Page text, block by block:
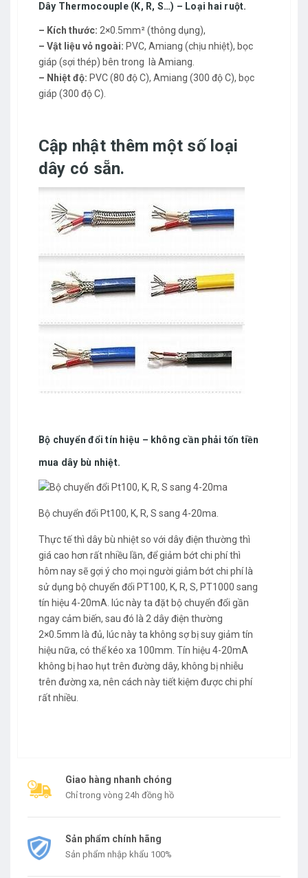
Dây Thermocouple (K, R, S…) – Loại hai ruột.
– Kích thước: 2×0.5mm² (thông dụng),
– Vật liệu vỏ ngoài: PVC, Amiang (chịu nhiệt), bọc
giáp (sợi thép) bên trong là Amiang.
– Nhiệt độ: PVC (80 độ C), Amiang (300 độ C), bọc
giáp (300 độ C).
Cập nhật thêm một số loại
dây có sẵn.
Bộ chuyển đổi tín hiệu – không cần phải tốn tiền
mua dây bù nhiệt.
Bộ chuyển đổi Pt100, K, R, S sang 4-20ma.
Thực tế thì dây bù nhiệt so với dây điện thường thì
giá cao hơn rất nhiều lần, để giảm bớt chi phí thì
hôm nay sẽ gợi ý cho mọi người giảm bớt chi phí là
sử dụng bộ chuyển đổi PT100, K, R, S, PT1000 sang
tín hiệu 4-20mA. lúc này ta đặt bộ chuyển đổi gần
ngay cảm biến, sau đó là 2 dây điện thường
2×0.5mm là đủ, lúc này ta không sợ bị suy giảm tín
hiệu nữa, có thể kéo xa 100mm. Tín hiệu 4-20mA
không bị hao hụt trên đường dây, không bị nhiễu
trên đường xa, nên cách này tiết kiệm được chi phí
rất nhiều.
Giao hàng nhanh chóng
Chỉ trong vòng 24h đồng hồ
Sản phẩm chính hãng
Sản phẩm nhập khẩu 100%